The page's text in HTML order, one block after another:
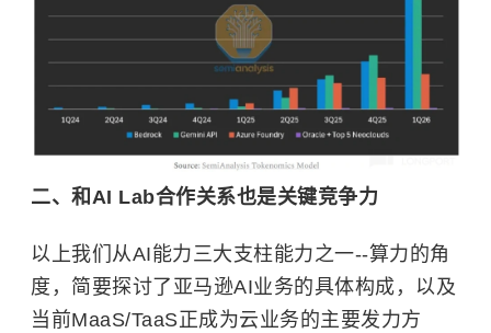
二、和AI Lab合作关系也是关键竞争力
以上我们从AI能力三大支柱能力之一--算力的角
度，简要探讨了亚马逊AI业务的具体构成，以及
当前MaaS/TaaS正成为云业务的主要发力方